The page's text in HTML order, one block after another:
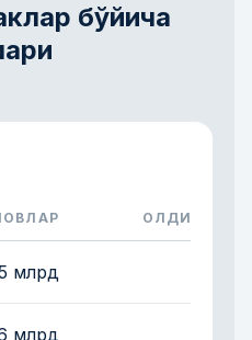
бўйича
ОЛДИНГИ
млрд
млрд